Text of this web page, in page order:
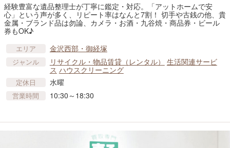
経験豊富な遺品整理士が丁寧に鑑定・対応。「アットホームで安
心」という声が多く、リピート率はなんと7割！ 切手や古銭の他、貴
金属・ブランド品は勿論、カメラ・お酒・九谷焼・商品券・ビール
券もOK♪
エリア 金沢西部・御経塚
ジャンル リサイクル・物品賃貸​（レンタル）
生活関連サービ
ス ハウスクリーニング
定休日 水曜
営業時間 10:30～18:30